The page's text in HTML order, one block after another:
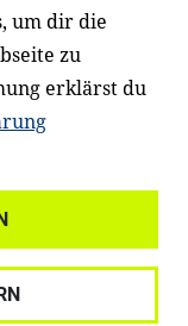
um dir die
zu
erklärst du